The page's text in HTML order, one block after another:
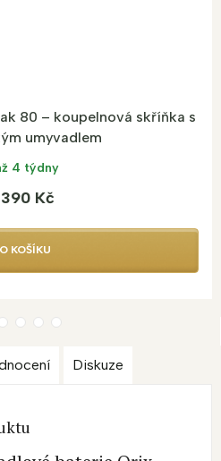
80 – koupelnová skříňka s
umyvadlem
4 týdny
Kč
KOŠÍKU
Diskuze